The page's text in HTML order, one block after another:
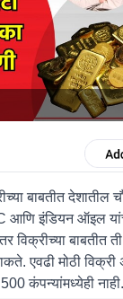
बाबतीत देशातील
इंडियन ऑइल यांची
विक्रीच्या बाबतीत
एवढी मोठी विक्री
कंपन्यांमध्येही नाही.